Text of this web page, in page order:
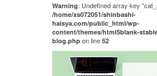
Warning: Undefined array key
/home/xs072051/shinbashi-
haisya.com/public_html/wp-
content/themes/html5blank-
blog.php on line 52